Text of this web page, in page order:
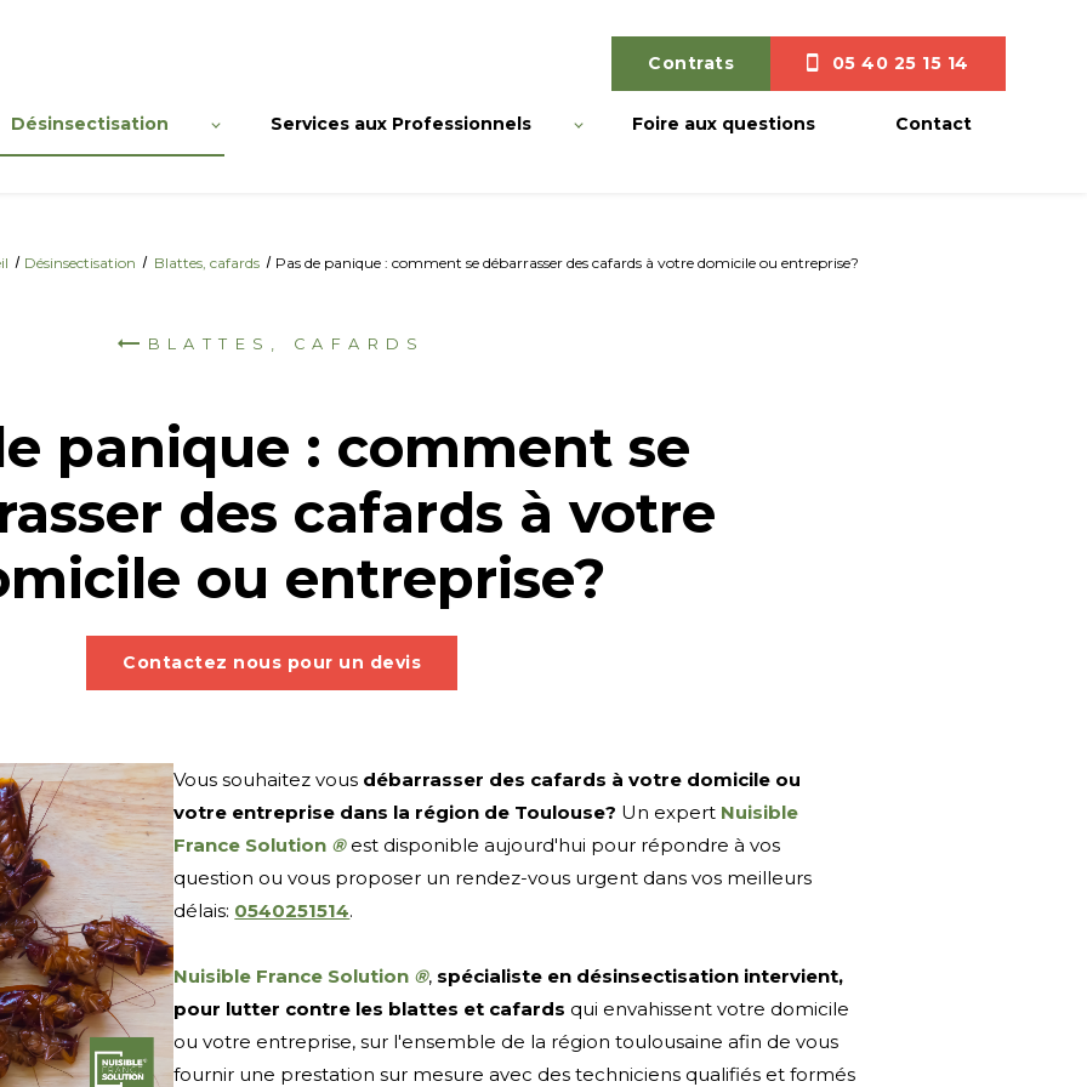
Contrats 05 40 25 15 14
Désinsectisation Services aux Professionnels Foire aux questions Contact
Désinsectisation Blattes, cafards Pas de panique : comment se débarrasser des cafards à votre domicile ou entreprise?
BLATTES, CAFARDS
panique : comment se
des cafards à votre
ou entreprise?
Contactez nous pour un devis
Vous souhaitez vous débarrasser des cafards à votre domicile ou
votre entreprise dans la région de Toulouse? Un expert Nuisible
France Solution ®est disponible aujourd'hui pour répondre à vos
question ou vous proposer un rendez-vous urgent dans vos meilleurs
délais: 0540251514.
Nuisible France Solution ®, spécialiste en désinsectisation intervient,
pour lutter contre les blattes et cafards qui envahissent votre domicile
ou votre entreprise, sur l'ensemble de la région toulousaine afin de vous
fournir une prestation sur mesure avec des techniciens qualifiés et formés